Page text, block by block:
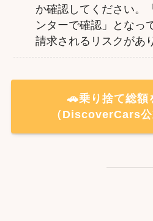
か確認してください。
ンターで確認」となっ
請求されるリスクがあ
🚗乗り捨て総額
（DiscoverCars